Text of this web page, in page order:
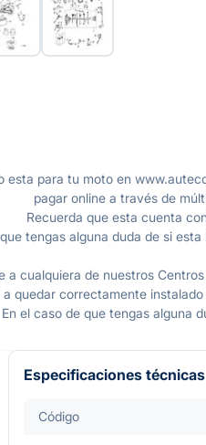
esta para tu moto en
pagar online a través de
Recuerda que esta cuenta
tengas alguna duda de si
a cualquiera de nuestros
a quedar correctamente
En el caso de que tengas alguna
Especificaciones técnicas
Código